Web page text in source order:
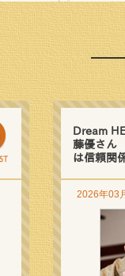
Dream
藤優さん
は信頼関
2026年03